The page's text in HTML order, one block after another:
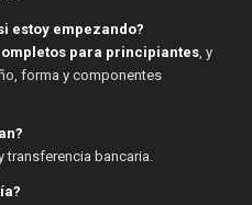
estoy empezando?
para principiantes, y
forma y componentes
transferencia bancaria.